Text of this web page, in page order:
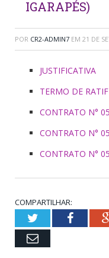
IGARAPÉS)
POR CR2-ADMIN7 EM 21 DE
JUSTIFICATIVA
TERMO DE
CONTRATO N°
CONTRATO N°
CONTRATO N°
COMPARTILHAR:
Twitter
Email